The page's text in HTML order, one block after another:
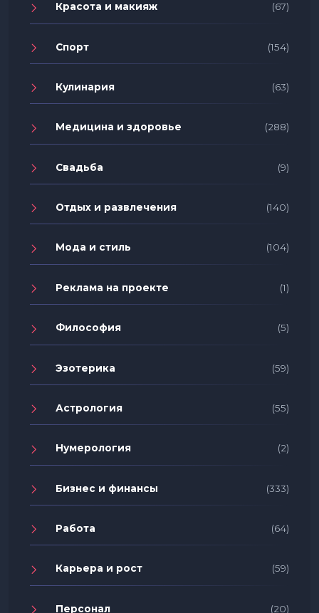
Красота и макияж (67)
Спорт (154)
Кулинария (63)
Медицина и здоровье (288)
Свадьба (9)
Отдых и развлечения (140)
Мода и стиль (104)
Реклама на проекте (1)
Философия (5)
Эзотерика (59)
Астрология (55)
Нумерология (2)
Бизнес и финансы (333)
Работа (64)
Карьера и рост (59)
Персонал (20)